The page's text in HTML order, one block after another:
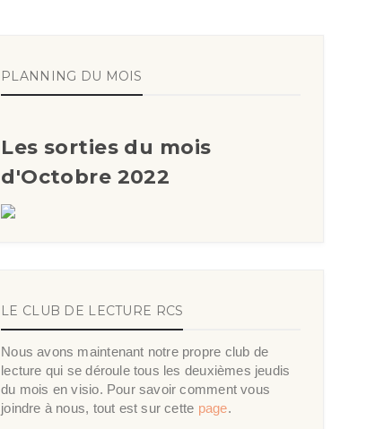
PLANNING DU MOIS
Les sorties du mois
d'Octobre 2022
LE CLUB DE LECTURE RCS
Nous avons maintenant notre propre club de
lecture qui se déroule tous les deuxièmes jeudis
du mois en visio. Pour savoir comment vous
joindre à nous, tout est sur cette page.